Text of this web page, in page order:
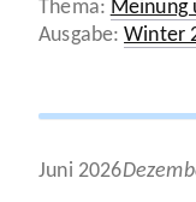
Winter
Juni 2026